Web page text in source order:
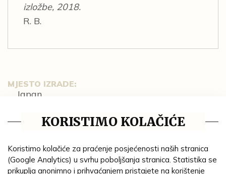
izložbe, 2018.
R. B.
MJESTO IZRADE:
Japan
19. st.
boja; emajl; kamenjača
TEHNIKA:
KORISTIMO KOLAČIĆE
Koristimo kolačiće za praćenje posjećenosti naših stranica
(Google Analytics) u svrhu poboljšanja stranica. Statistika se
prikuplja anonimno i prihvaćanjem pristajete na korištenje